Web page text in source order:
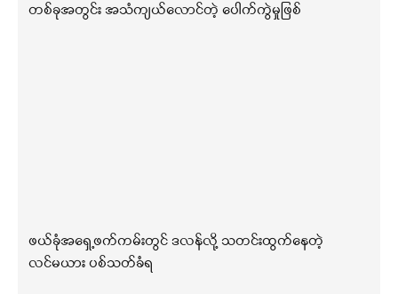
တစ်ခုအတွင်း အသံကျယ်လောင်တဲ့ ပေါက်ကွဲမှုဖြစ်
ဖယ်ခုံအရှေ့ဖက်ကမ်းတွင် ဒလန်လို့ သတင်းထွက်နေတဲ့
လင်မယား ပစ်သတ်ခံရ